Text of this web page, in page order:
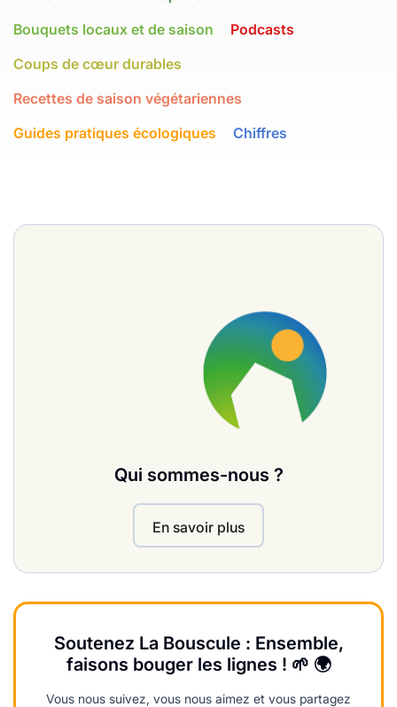
Bouquets locaux et de saison
Podcasts
Coups de cœur durables
Recettes de saison végétariennes
Guides pratiques écologiques
Chiffres
Qui sommes-nous ?
En savoir plus
Soutenez La Bouscule : Ensemble,
faisons bouger les lignes ! 🌱 🌍
Vous nous suivez, vous nous aimez et vous partagez